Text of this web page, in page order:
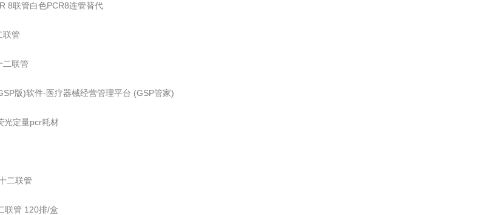
8联管白色PCR8连管替代
联管
二联管
版)软件-医疗器械经营管理平台 (GSP管家)
光定量pcr耗材
二联管
联管 120排/盒